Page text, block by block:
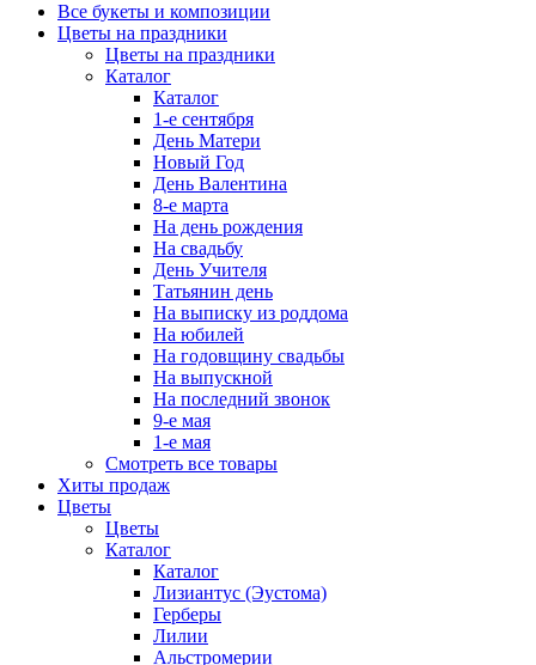
Все букеты и композиции
Цветы на праздники
Цветы на праздники
Каталог
Каталог
1-е сентября
День Матери
Новый Год
День Валентина
8-е марта
На день рождения
На свадьбу
День Учителя
Татьянин день
На выписку из роддома
На юбилей
На годовщину свадьбы
На выпускной
На последний звонок
9-е мая
1-е мая
Смотреть все товары
Хиты продаж
Цветы
Цветы
Каталог
Каталог
Лизиантус (Эустома)
Герберы
Лилии
Альстромерии